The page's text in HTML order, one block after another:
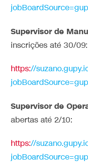
Supervisor de
inscrições até 30/09:
https://
Supervisor de
abertas até 2/10:
https://